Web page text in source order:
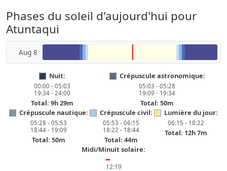
Phases du soleil d'aujourd'hui pour
Atuntaqui
Aug 8
Nuit:
00:00 - 05:03
19:34 - 24:00
Total: 9h 29m
Crépuscule astronomique:
05:03 - 05:28
19:09 - 19:34
Total: 50m
Crépuscule nautique:
05:28 - 05:53
18:44 - 19:09
Total: 50m
Crépuscule civil:
05:53 - 06:15
18:22 - 18:44
Total: 44m
Lumière du jour:
06:15 - 18:22
Total: 12h 7m
Midi/Minuit solaire:
━
12:19